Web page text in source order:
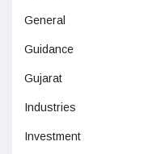
General
Guidance
Gujarat
Industries
Investment